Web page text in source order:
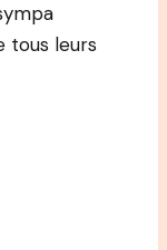
tous leurs